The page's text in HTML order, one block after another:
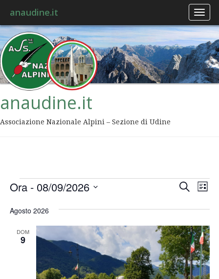
anaudine.it
anaudine.it
Associazione Nazionale Alpini – Sezione di Udine
viste
Cerca
Lista
Ora - 08/09/2026
la
Agosto 2026
DOM
9